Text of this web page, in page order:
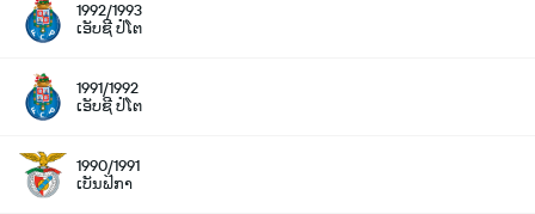
1992/1993
ເອັບຊີ ປໍໂຕ
1991/1992
ເອັບຊີ ປໍໂຕ
1990/1991
ເບັນຟິກາ